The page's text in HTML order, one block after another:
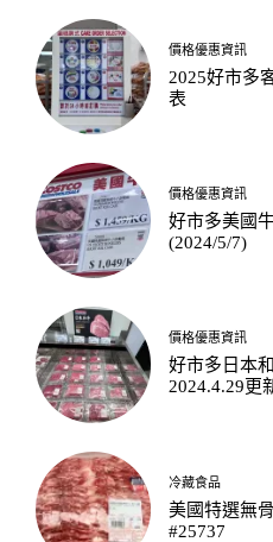
價格優惠資訊
2025好市多
表
價格優惠資訊
好市多美國
(2024/5/7)
價格優惠資訊
好市多日本
2024.4.29更
冷藏食品
美國特選無
#25737